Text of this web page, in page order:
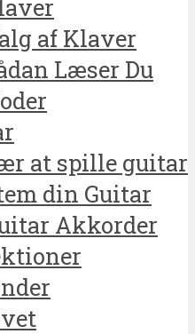
af Klaver
Læser Du
at spille guitar
din Guitar
Akkorder